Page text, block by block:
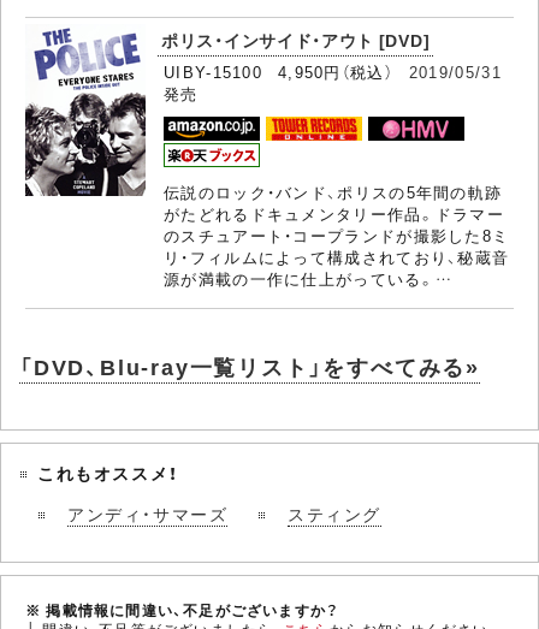
ポリス・インサイド・アウト [DVD]
UIBY-15100 4,950円（税込） 2019/05/31
発売
伝説のロック・バンド、ポリスの5年間の軌跡
がたどれるドキュメンタリー作品。ドラマー
のスチュアート・コープランドが撮影した8ミ
リ・フィルムによって構成されており、秘蔵音
源が満載の一作に仕上がっている。…
「DVD、Blu-ray一覧リスト」をすべてみる»
これもオススメ！
アンディ・サマーズ
スティング
※ 掲載情報に間違い、不足がございますか？